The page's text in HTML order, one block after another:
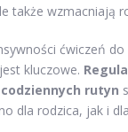
także wzmacniają
ćwiczeń
kluczowe.
rutyn
dla rodzica, jak i